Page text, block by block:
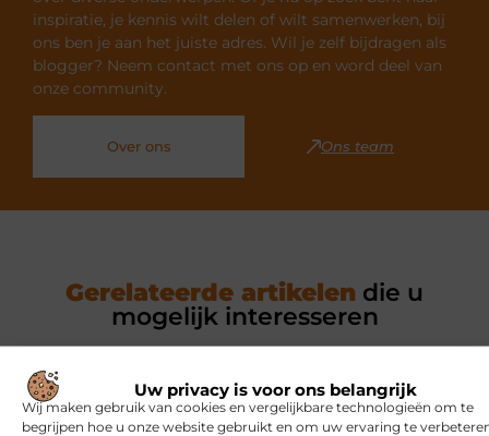
Uw privacy is voor ons belangrijk
Wij maken gebruik van cookies en vergelijkbare technologieën om te
begrijpen hoe u onze website gebruikt en om uw ervaring te
inspiratie, je kennis wilt delen of wilt samenwerken, bij
ons ben je aan het juiste adres. Wil je zelf bijdragen als
blogger? Neem contact met ons op en word deel van
onze community.
Over ons Ons team
Gerelateerde artikelen die u
mogelijk interesseren